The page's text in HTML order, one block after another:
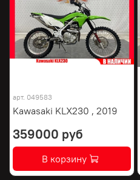
арт. 049583
Kawasaki KLX230 , 2019
359000 руб
В корзину